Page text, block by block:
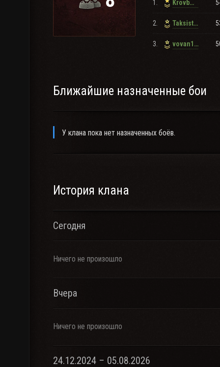
1. KrovbMorey
2. TaksistnaT90
3. vovan174_2020
Ближайшие назначенные бои
У клана пока нет назначенных боёв.
История клана
Сегодня
Ничего не произошло
Вчера
Ничего не произошло
24.12.2024 – 05.08.2026